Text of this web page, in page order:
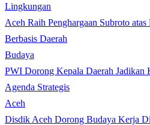
Lingkungan
Aceh Raih Penghargaan Subroto
Berbasis Daerah
Budaya
PWI Dorong Kepala Daerah Jadikan
Agenda Strategis
Aceh
Disdik Aceh Dorong Budaya Kerja